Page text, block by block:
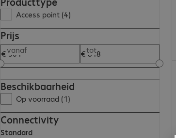
Access point (4)
Prijs
vanaf tot
Beschikbaarheid
Op voorraad (1)
Connectivity
Standard